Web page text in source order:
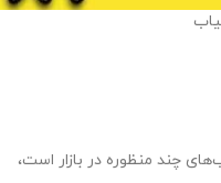
چند منظوره در بازار است،